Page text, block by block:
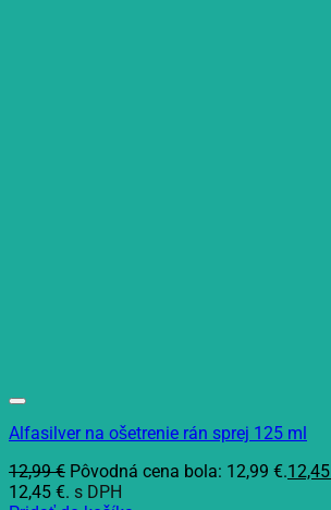
Alfasilver na ošetrenie rán sprej 125 ml
12,99€ Pôvodná cena bola: 12,99 €.12,45
12,45 €. s DPH